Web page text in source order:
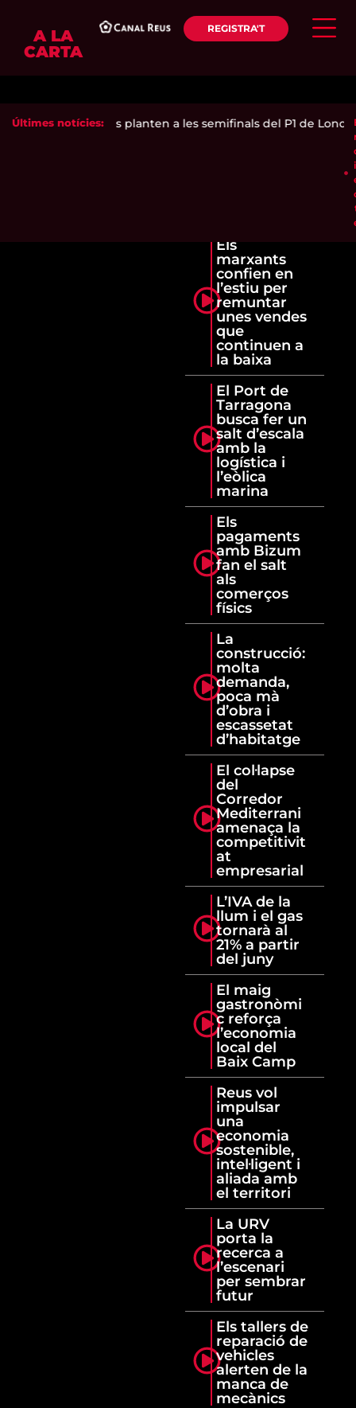
A LA
CARTA
REGISTRA'T
Últimes notícies:
i Andrea Ustero es planten a les semifinals del P1 de Londres
Els
marxants
confien en
l’estiu per
remuntar
unes vendes
que
continuen a
la baixa
El Port de
Tarragona
busca fer un
salt d’escala
amb la
logística i
l’eòlica
marina
Els
pagaments
amb Bizum
fan el salt
als
comerços
físics
La
construcció:
molta
demanda,
poca mà
d’obra i
escassetat
d’habitatge
El col·lapse
del
Corredor
Mediterrani
amenaça la
competitivit
at
empresarial
L’IVA de la
llum i el gas
tornarà al
21% a partir
del juny
El maig
gastronòmi
c reforça
l’economia
local del
Baix Camp
Reus vol
impulsar
una
economia
sostenible,
intel·ligent i
aliada amb
el territori
La URV
porta la
recerca a
l’escenari
per sembrar
futur
Els tallers de
reparació de
vehicles
alerten de la
manca de
mecànics